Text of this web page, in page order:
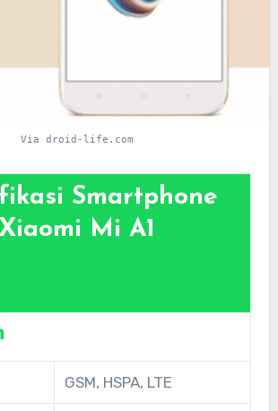
Via droid-life.com
Smartphone
Xiaomi Mi A1
GSM, HSPA, LTE